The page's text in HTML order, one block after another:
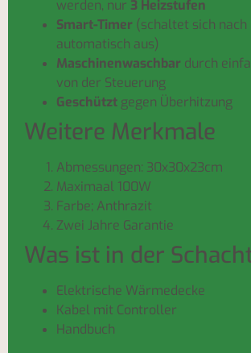
werden, nur 3 Heizstufen
Smart-Timer (schaltet sich
automatisch aus)
Maschinenwaschbar durch
von der Steuerung
Geschützt gegen Überhitzung
Weitere Merkmale
Abmessungen: 30x30x23cm
Maximaal 100W
Farbe; Anthrazit
Zwei Jahre Garantie
Was ist in der
Elektrische Wärmedecke
Kabel mit Controller
Handbuch